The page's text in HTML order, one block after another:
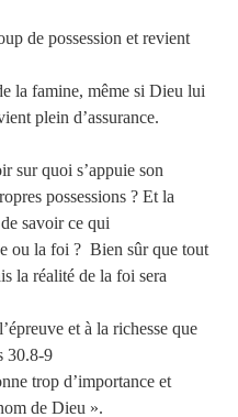
de possession et revient
la famine, même si Dieu lui
plein d’assurance.
sur quoi s’appuie son
possessions ? Et la
savoir ce qui
ou la foi ? Bien sûr que tout
la réalité de la foi sera
et à la richesse que
30.8-9
trop d’importance et
de Dieu ».